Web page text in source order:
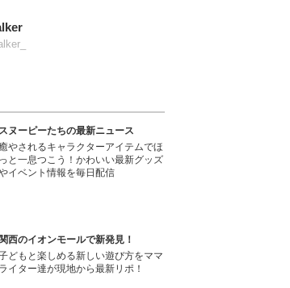
スヌーピーたちの最新ニュース
やされるキャラクターアイテムでほ
っと一息つこう！かわいい最新グッズ
イベント情報を毎日配信
関西のイオンモールで新発見！
どもと楽しめる新しい遊び方をママ
ライター達が現地から最新リポ！